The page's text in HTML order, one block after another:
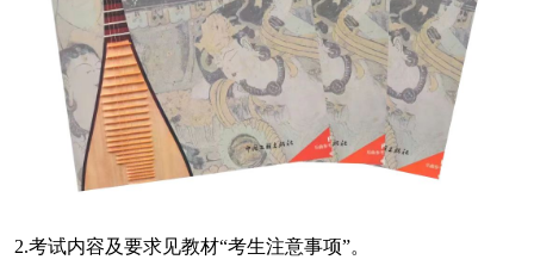
2.考试内容及要求见教材“考生注意事项”。